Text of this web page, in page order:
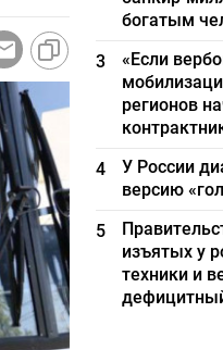
богатым
3
«Если
регионов
4
У России
версию
5
изъятых у
техники и